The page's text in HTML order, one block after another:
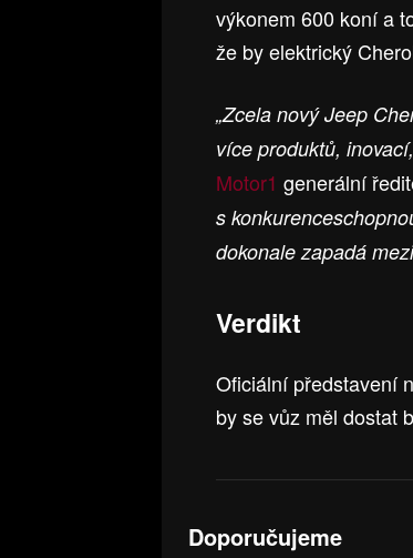
výkonem 600 koní a
že by elektrický
„Zcela nový Jeep
více produktů,
Motor1 generální
s
dokonale zapadá
Verdikt
Oficiální představení
by se vůz měl dostat
Doporučujeme